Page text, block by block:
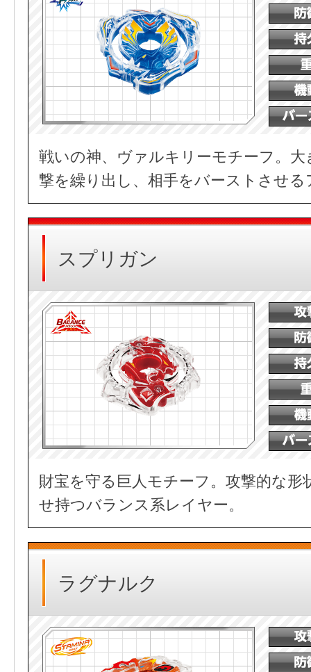
戦いの神、ヴァルキリーモチーフ。
撃を繰り出し、相手をバーストさせ
スプリガン
財宝を守る巨人モチーフ。攻撃的な形
せ持つバランス系レイヤー。
ラグナルク